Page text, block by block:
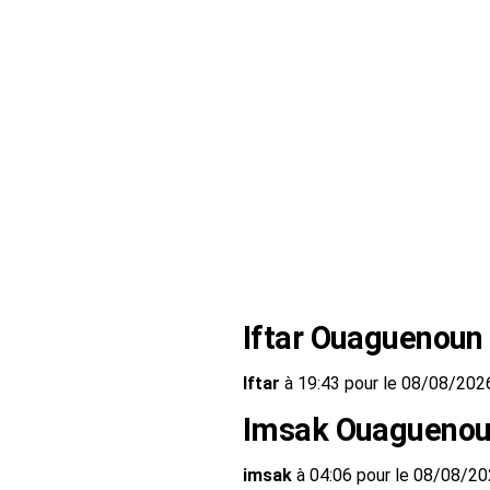
Iftar Ouaguenoun
Iftar à 19:43 pour le 08/08/
Imsak
imsak à 04:06 pour le 08/08/